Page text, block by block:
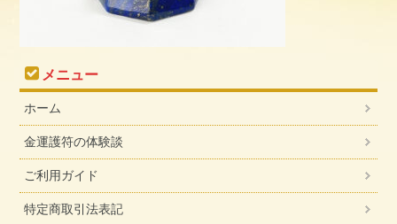
メニュー
ホーム
金運護符の体験談
ご利用ガイド
特定商取引法表記